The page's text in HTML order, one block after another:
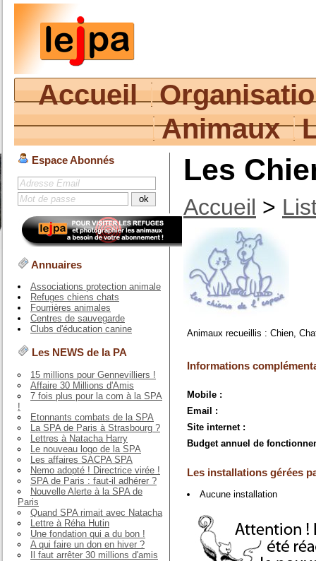
Accueil
Animaux
Espace Abonnés
Annuaires
Associations protection animale
Refuges chiens chats
Fourrières animales
Centres de sauvegarde
Clubs d'éducation canine
Les NEWS de la PA
15 millions pour Gennevilliers !
Affaire 30 Millions d'Amis
7 fois plus pour la com à la SPA
!
Etonnants combats de la SPA
La SPA de Paris à Strasbourg ?
Lettres à Natacha Harry
Le nouveau logo de la SPA
Les affaires SACPA SPA
Nemo adopté ! Directrice virée !
SPA de Paris : faut-il adhérer ?
Nouvelle Alerte à la SPA de
Paris
Quand SPA rimait avec Natacha
Lettre à Réha Hutin
Une fondation qui a du bon !
A qui faire un don en hiver ?
Il faut arrêter 30 millions d'amis
Les
Accueil >
Animaux recueillis : Chien,
Informations
Mobile :
Email :
Site internet :
Budget annuel de
Les installations gérées
Aucune installation